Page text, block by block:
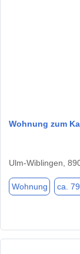
Wohnung zum
Ulm-Wiblingen,
Wohnung ca.